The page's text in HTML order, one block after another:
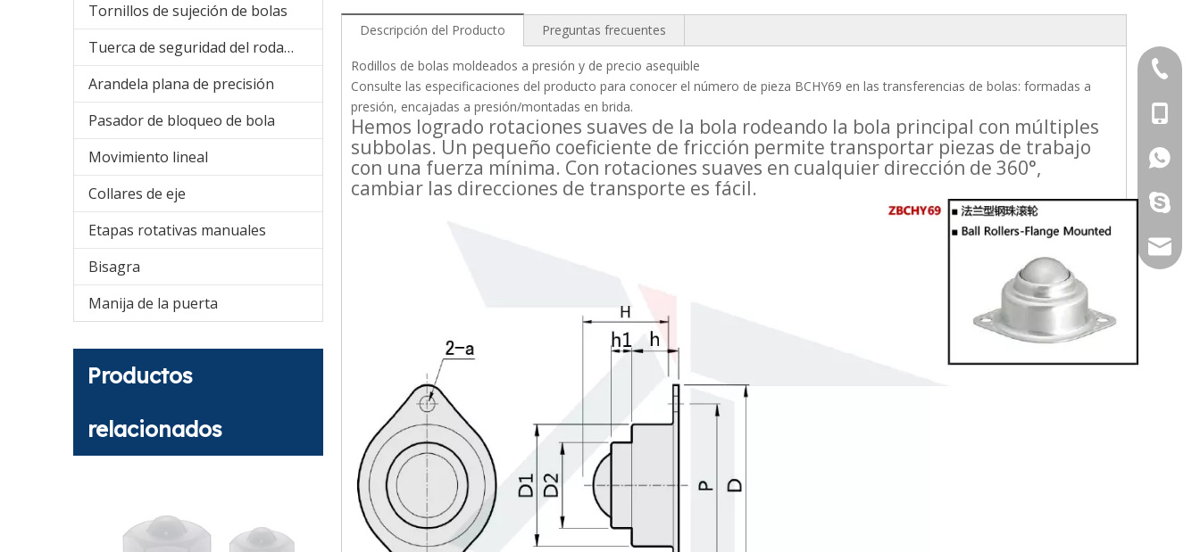
Tornillos de sujeción de bolas
Tuerca de seguridad del rodamiento
Arandela plana de precisión
Pasador de bloqueo de bola
Movimiento lineal
Collares de eje
Etapas rotativas manuales
Bisagra
Manija de la puerta
Productos
relacionados
Descripción del Producto Preguntas frecuentes
Rodillos de bolas moldeados a presión y de precio asequible
Consulte las especificaciones del producto para conocer el número de pieza BCHY69 en las transferencias de bolas: formadas a
presión, encajadas a presión/montadas en brida.
Hemos logrado rotaciones suaves de la bola rodeando la bola principal con múltiples
subbolas. Un pequeño coeficiente de fricción permite transportar piezas de trabajo
con una fuerza mínima. Con rotaciones suaves en cualquier dirección de 360°,
cambiar las direcciones de transporte es fácil.
+86-
+86-